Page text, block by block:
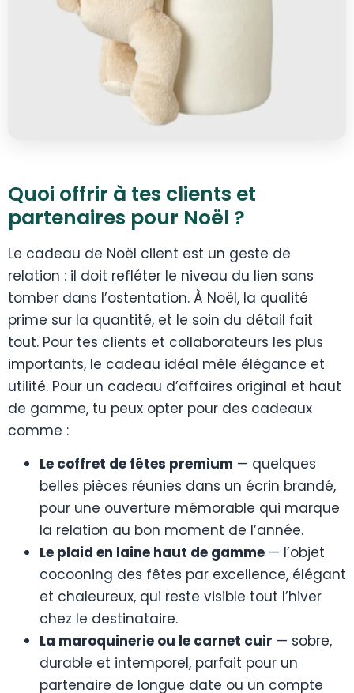
Quoi offrir à tes clients et
partenaires pour Noël ?
Le cadeau de Noël client est un geste de
relation : il doit refléter le niveau du lien sans
tomber dans l’ostentation. À Noël, la qualité
prime sur la quantité, et le soin du détail fait
tout. Pour tes clients et collaborateurs les plus
importants, le cadeau idéal mêle élégance et
utilité. Pour un cadeau d’affaires original et haut
de gamme, tu peux opter pour des cadeaux
comme :
Le coffret de fêtes premium — quelques
belles pièces réunies dans un écrin brandé,
pour une ouverture mémorable qui marque
la relation au bon moment de l’année.
Le plaid en laine haut de gamme — l’objet
cocooning des fêtes par excellence, élégant
et chaleureux, qui reste visible tout l’hiver
chez le destinataire.
La maroquinerie ou le carnet cuir — sobre,
durable et intemporel, parfait pour un
partenaire de longue date ou un compte